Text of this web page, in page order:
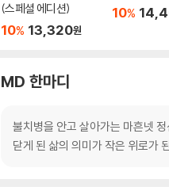
(스페셜 에디션)
10% 13,320원
10%
MD 한마디
불치병을 안고 살아가는 마흔넷
닫게 된 삶의 의미가 작은 위로가